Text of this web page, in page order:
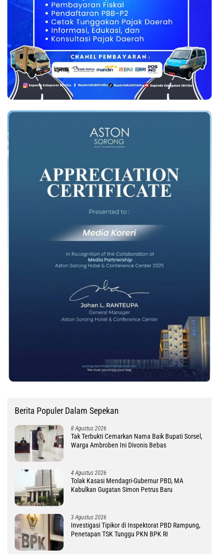
Berita Populer Dalam Sepekan
8 Agustus 2026
Tak Terbukti Cemarkan Nama Baik Bupati Sorsel,
Warga Ambroben Ini Divonis Bebas
4 Agustus 2026
Tolak Kasasi Mendagri-Gubernur PBD, MA
Kabulkan Gugatan Simon Petrus Baru
3 Agustus 2026
Investigasi Tipikor di Inspektorat PBD Rampung,
Penetapan TSK Tunggu PKN BPK RI